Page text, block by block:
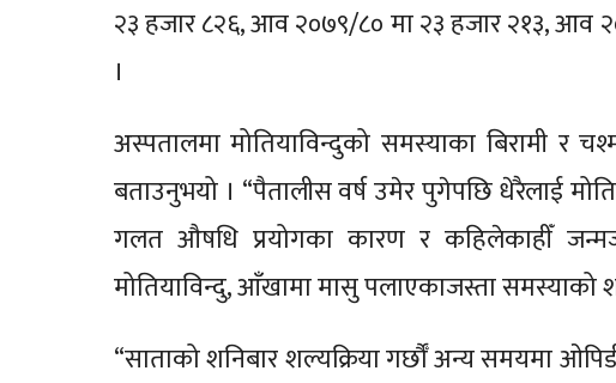
२३ हजार ८२६, आव २०७९/८० मा २३ हजार २१३, आव
।
अस्पतालमा मोतियाविन्दुको समस्याका बिरामी र
बताउनुभयो । “पैतालीस वर्ष उमेर पुगेपछि धेरैलाई
गलत औषधि प्रयोगका कारण र कहिलेकाहीँ
मोतियाविन्दु, आँखामा मासु पलाएकाजस्ता समस्याको
“साताको शनिबार शल्यक्रिया गर्छौँ अन्य समयमा